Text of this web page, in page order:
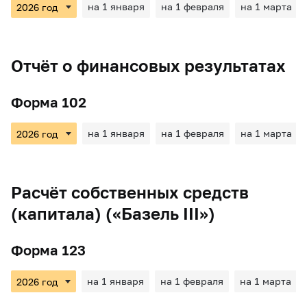
на 1 января на 1 февраля на 1 марта
Отчёт о финансовых результатах
Форма 102
на 1 января на 1 февраля на 1 марта
Расчёт собственных средств
(капитала) («Базель III»)
Форма 123
на 1 января на 1 февраля на 1 марта